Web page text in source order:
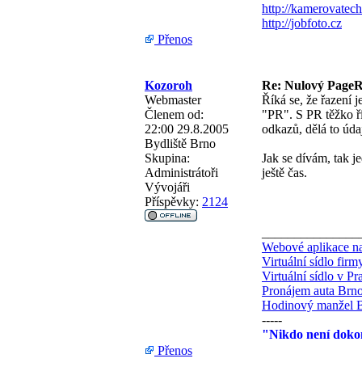
http://
http://jobfoto.cz
Přenos
Kozoroh
Re: Nulový
Webmaster
Členem od:
22:00 29.8.2005
Bydliště Brno
Skupina:
Administrátoři
Vývojáři
Příspěvky: 2124
Říká se, že řazení
"PR". S PR těžko
odkazů, dělá to
Jak se dívám, tak
ještě čas.
Webové aplikace
Virtuální sídlo
Virtuální sídlo v
Pronájem auta
Hodinový manžel
-----
"Nikdo není
Přenos